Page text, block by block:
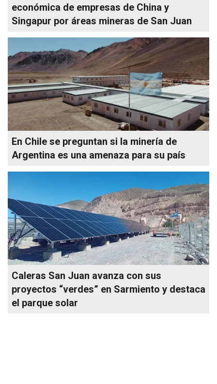
económica de empresas de China y
Singapur por áreas mineras de San Juan
En Chile se preguntan si la minería de
Argentina es una amenaza para su país
Caleras San Juan avanza con sus
proyectos “verdes” en Sarmiento y destaca
el parque solar